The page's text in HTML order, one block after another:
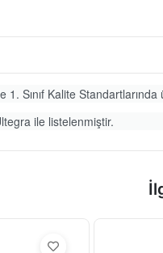
Sınıf Kalite Standartlarında
ile listelenmiştir.